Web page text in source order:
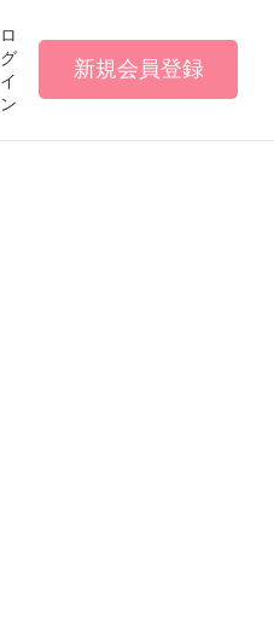
ロ
グ
イ
ン
新規会員登録